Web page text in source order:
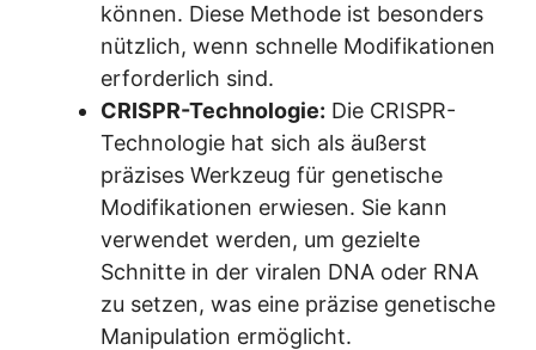
können. Diese Methode ist besonders
nützlich, wenn schnelle Modifikationen
erforderlich sind.
CRISPR-Technologie: Die CRISPR-
Technologie hat sich als äußerst
präzises Werkzeug für genetische
Modifikationen erwiesen. Sie kann
verwendet werden, um gezielte
Schnitte in der viralen DNA oder RNA
zu setzen, was eine präzise genetische
Manipulation ermöglicht.